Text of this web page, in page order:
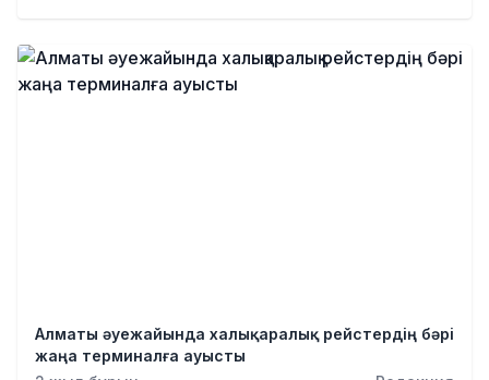
Алматы әуежайында халықаралық рейстердің бәрі
жаңа терминалға ауысты